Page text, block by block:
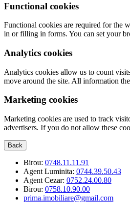
Functional cookies
Functional cookies are required for the
in or filling in forms. You can set your
Analytics cookies
Analytics cookies allow us to count
move around the site. All information
Marketing cookies
Marketing cookies are used to track
advertisers. If you do not allow these
Back
Birou: 0748.11.11.91
Agent Luminita: 0744.39.50.43
Agent Cezar: 0752.24.00.80
Birou: 0758.10.90.00
prima.imobiliare@gmail.com